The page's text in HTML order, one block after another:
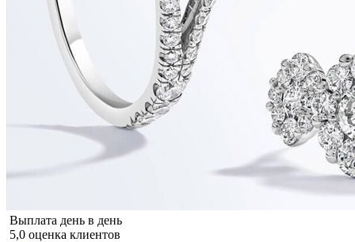
Выплата день в день
5,0 оценка клиентов